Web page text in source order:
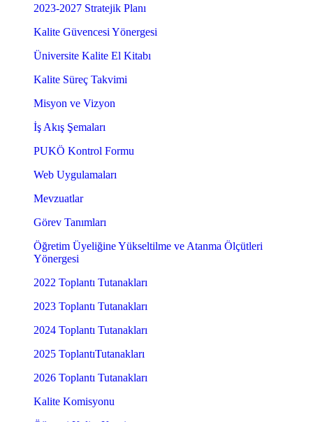
2023-2027 Stratejik Planı
Kalite Güvencesi Yönergesi
Üniversite Kalite El Kitabı
Kalite Süreç Takvimi
Misyon ve Vizyon
İş Akış Şemaları
PUKÖ Kontrol Formu
Web Uygulamaları
Mevzuatlar
Görev Tanımları
Öğretim Üyeliğine Yükseltilme ve Atanma Ölçütleri
Yönergesi
2022 Toplantı Tutanakları
2023 Toplantı Tutanakları
2024 Toplantı Tutanakları
2025 ToplantıTutanakları
2026 Toplantı Tutanakları
Kalite Komisyonu